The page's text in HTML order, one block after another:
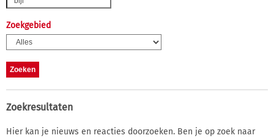
Zoekgebied
Zoekresultaten
Hier kan je nieuws en reacties doorzoeken. Ben je op zoek naar